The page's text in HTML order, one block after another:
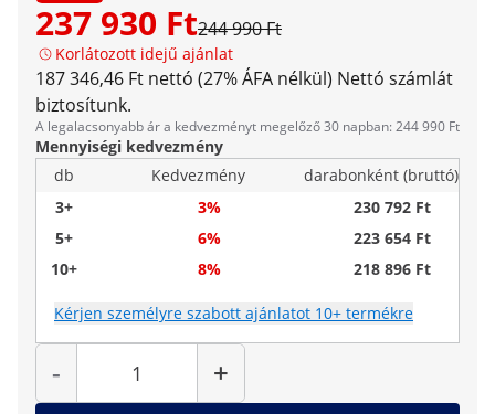
237 930 Ft244 990 Ft
Korlátozott idejű ajánlat
187 346,46 Ft nettó (27% ÁFA nélkül) Nettó számlát
biztosítunk.
A legalacsonyabb ár a kedvezményt megelőző 30 napban: 244 990 Ft
Mennyiségi kedvezmény
db
Kedvezmény
darabonként (bruttó)
3+
3%
230 792 Ft
5+
6%
223 654 Ft
10+
8% 218 896 Ft
Kérjen személyre szabott ajánlatot 10+ termékre
-
Mennyiség
+